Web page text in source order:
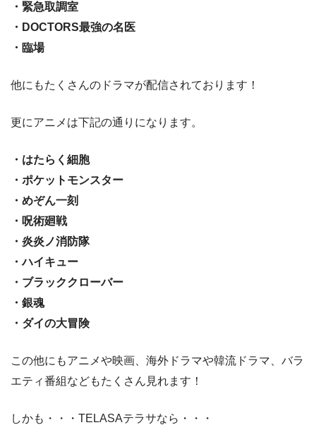
・緊急取調室
・DOCTORS最強の名医
・臨場
他にもたくさんのドラマが配信されております！
更にアニメは下記の通りになります。
・はたらく細胞
・ポケットモンスター
・めぞん一刻
・呪術廻戦
・炎炎ノ消防隊
・ハイキュー
・ブラッククローバー
・銀魂
・ダイの大冒険
この他にもアニメや映画、海外ドラマや韓流ドラマ、バラ
エティ番組などもたくさん見れます！
しかも・・・TELASAテラサなら・・・